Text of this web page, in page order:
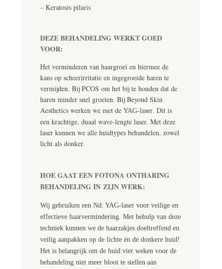
– Keratosis pilaris
DEZE BEHANDELING WERKT GOED
VOOR:
Het verminderen van haargroei en hiermee de
kans op scheerirritatie en ingegroeide haren te
vermijden. Bij PCOS om het bij te houden dat de
haren minder snel groeien. Bij Beyond Skin
Aesthetics werken we met de YAG-laser. Dit is
een krachtige, duaal wave-lengte laser. Met deze
laser kunnen we alle huidtypes behandelen, zowel
licht als donker.
HOE GAAT EEN FOTONA ONTHARING
BEHANDELINGIN ZIJN WERK:
Wij gebruiken een Nd: YAG-laser voor veilige en
effectieve haarvermindering. Met behulp van deze
techniek kunnen we de haarzakjes doeltreffend en
veilig aanpakken op de lichte én de donkere huid!
Het is belangrijk om de huid vier weken voor de
behandeling niet meer bloot te stellen aan